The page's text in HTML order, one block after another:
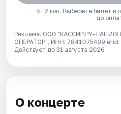
2 шаг. Выберите билет и
до
Реклама. ООО "КАССИР.РУ-
ОПЕРАТОР", ИНН: 7841075409 erid:
Действует до 31 августа 2026
О концерте